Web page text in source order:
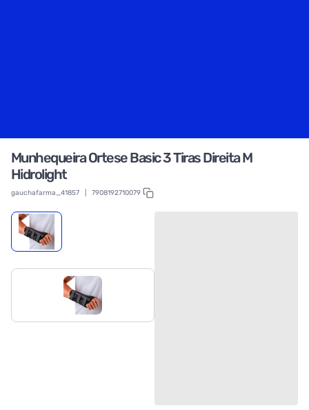
Munhequeira Ortese Basic 3 Tiras Direita M
Hidrolight
gauchafarma_41857 7908192710079